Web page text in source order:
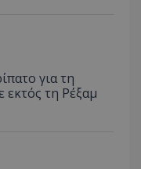
για τη
τη Ρέξαμ